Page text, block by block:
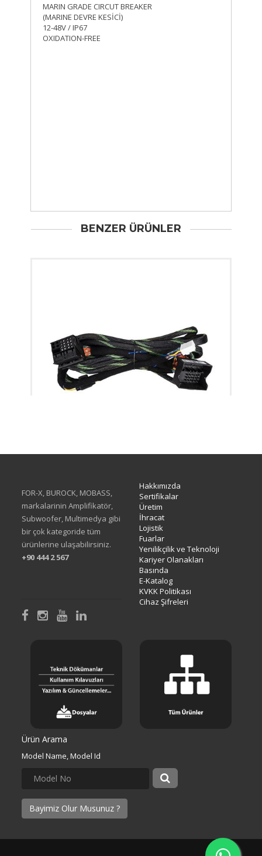
MARIN GRADE CIRCUT BREAKER
(MARINE DEVRE KESİCİ)
12-48V / IP67
OXIDATION-FREE
BENZER ÜRÜNLER
FOR-X, BUROCK, MOBASS,
markalarinin Amplifikatör,
Subwoofer, Multimedya gibi
bir çok kategoride tüm
ürünlerine ulaşabilirsiniz.
+90 444 2 567
Hakkımızda
Sertifikalar
Üretim
İhracat
Lojistik
Fuarlar
Yenilikçilik ve Teknoloji
Kariyer Olanakları
Basında
E-Katalog
KVKK Politikası
Cihaz Şifreleri
Ürün Arama
Model Name, Model Id
Bayimiz Olur Musunuz ?